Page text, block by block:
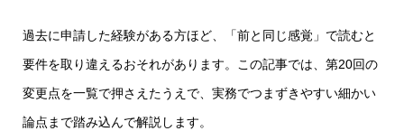
過去に申請した経験がある方ほど、「前と同じ感覚」で読むと
要件を取り違えるおそれがあります。この記事では、第20回の
変更点を一覧で押さえたうえで、実務でつまずきやすい細かい
論点まで踏み込んで解説します。